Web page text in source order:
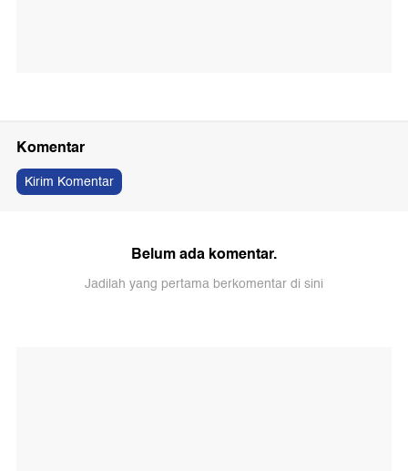
Komentar
Kirim Komentar
Belum ada komentar.
Jadilah yang pertama berkomentar di sini